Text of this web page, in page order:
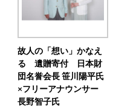
故人の「想い」かなえ
る 遺贈寄付 日本財
団名誉会長 笹川陽平氏
×フリーアナウンサー
長野智子氏